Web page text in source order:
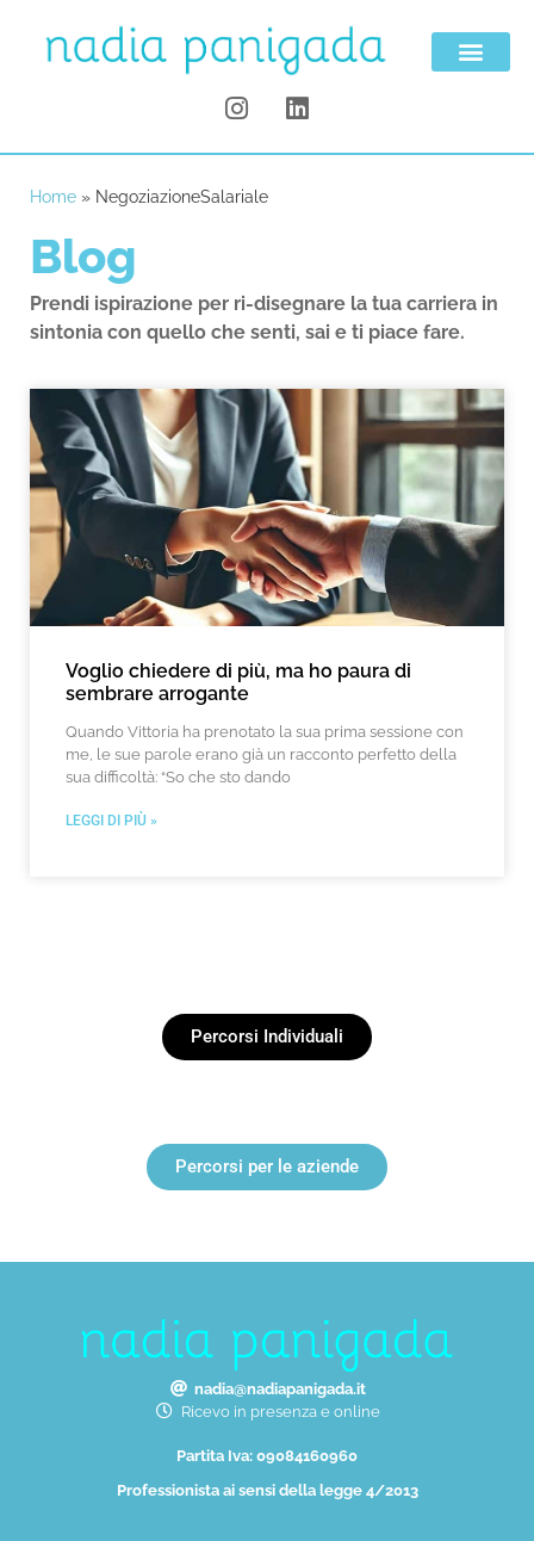
Home » NegoziazioneSalariale
Blog
Prendi ispirazione per ri-disegnare la tua carriera in
sintonia con quello che senti, sai e ti piace fare.
Voglio chiedere di più, ma ho paura di
sembrare arrogante
Quando Vittoria ha prenotato la sua prima sessione con
me, le sue parole erano già un racconto perfetto della
sua difficoltà: “So che sto dando
LEGGI DI PIÙ »
Percorsi Individuali
Percorsi per le aziende
nadia@nadiapanigada.it
Ricevo in presenza e online
Partita Iva: 09084160960
Professionista ai sensi della legge 4/2013